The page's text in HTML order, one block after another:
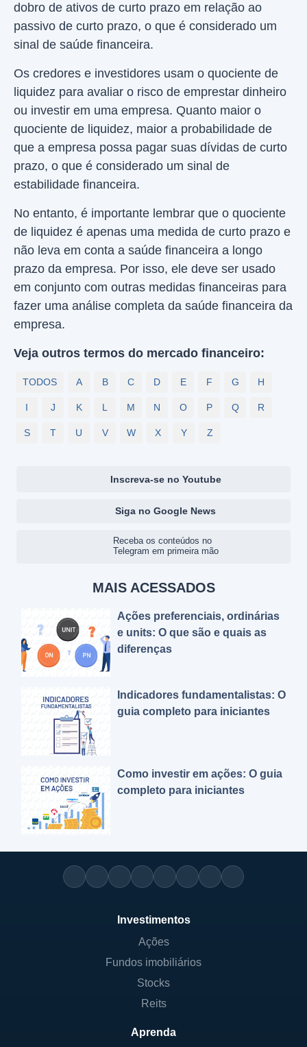
dobro de ativos de curto prazo em relação ao
passivo de curto prazo, o que é considerado um
sinal de saúde financeira.
Os credores e investidores usam o quociente de
liquidez para avaliar o risco de emprestar dinheiro
ou investir em uma empresa. Quanto maior o
quociente de liquidez, maior a probabilidade de
que a empresa possa pagar suas dívidas de curto
prazo, o que é considerado um sinal de
estabilidade financeira.
No entanto, é importante lembrar que o quociente
de liquidez é apenas uma medida de curto prazo e
não leva em conta a saúde financeira a longo
prazo da empresa. Por isso, ele deve ser usado
em conjunto com outras medidas financeiras para
fazer uma análise completa da saúde financeira da
empresa.
Veja outros termos do mercado financeiro:
TODOS A B C D E F G H
I J K L M N O P Q R
S T U V W X Y Z
Inscreva-se no Youtube
Siga no Google News
Receba os conteúdos no
Telegram em primeira mão
MAIS ACESSADOS
Ações preferenciais, ordinárias
e units: O que são e quais as
diferenças
Indicadores fundamentalistas: O
guia completo para iniciantes
Como investir em ações: O guia
completo para iniciantes
Investimentos
Ações
Fundos imobiliários
Stocks
Reits
Aprenda